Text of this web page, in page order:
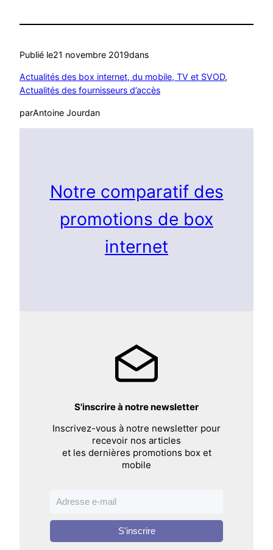
Publié le21 novembre 2019dans
Actualités des box internet, du mobile, TV et SVOD
Actualités des fournisseurs d’accès
parAntoine Jourdan
Notre comparatif des
promotions de box
internet
S'inscrire à notre newsletter
Inscrivez-vous à notre newsletter pour
recevoir nos articles
et les dernières promotions box et
mobile
S'inscrire